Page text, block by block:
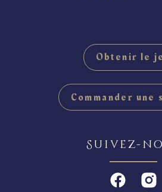
Obtenir le
Commander une
Suivez-